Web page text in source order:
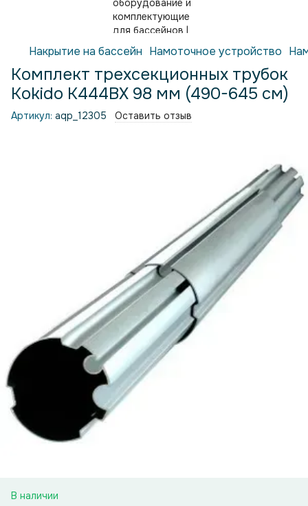
Накрытие на бассейн Намоточное устройство
Комплект трехсекционных трубок
Kokido K444BX 98 мм (490-645 см)
Артикул: aqp_12305 Оставить отзыв
В наличии